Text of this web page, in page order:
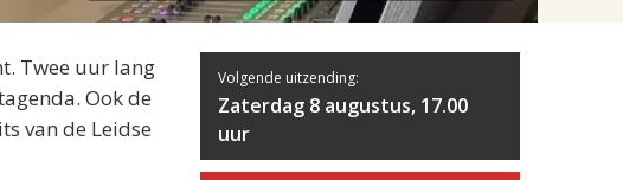
Twee uur lang
Ook de
van de Leidse
Volgende uitzending:
Zaterdag 8 augustus, 17.00
uur